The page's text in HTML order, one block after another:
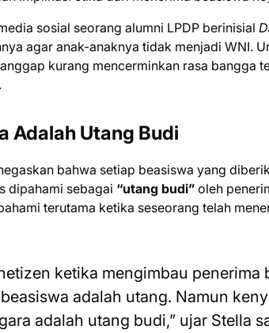
sosial seorang alumni LPDP berinisial
agar anak-anaknya tidak menjadi WNI.
kurang mencerminkan rasa bangga
Adalah Utang Budi
bahwa setiap beasiswa yang
dipahami sebagai “utang budi” oleh
terutama ketika seseorang telah
ketika mengimbau penerima
adalah utang. Namun
adalah utang budi,” ujar Stella